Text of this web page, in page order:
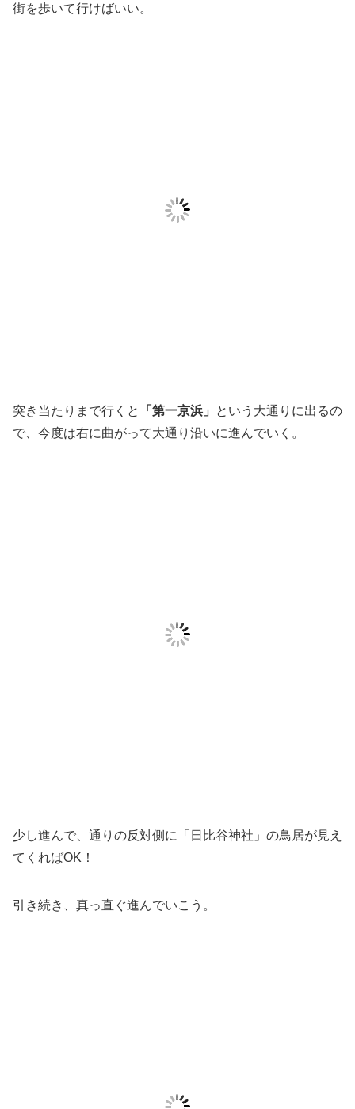
街を歩いて行けばいい。
突き当たりまで行くと 「第一京浜」
という大通りに出るの
で、今度は右に曲がって大通り沿いに進んでいく。
少し進んで、通りの反対側に「日比谷神社」の鳥居が見え
てくればOK！
引き続き、真っ直ぐ進んでいこう。